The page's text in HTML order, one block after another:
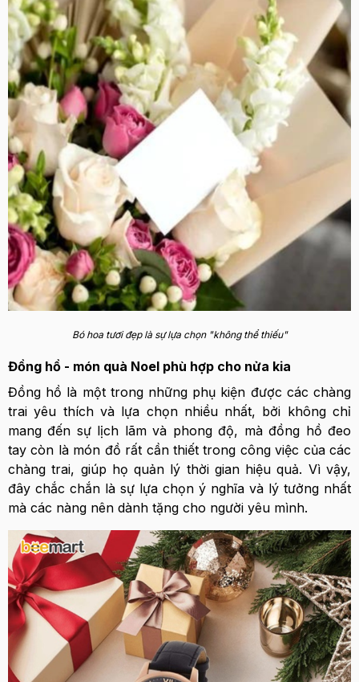
Bó hoa tươi đẹp là sự lựa chọn "không thể thiếu"
Đồng hồ - món quà Noel phù hợp cho nửa kia
Đồng hồ là một trong những phụ kiện được các chàng
trai yêu thích và lựa chọn nhiều nhất, bởi không chỉ
mang đến sự lịch lãm và phong độ, mà đồng hồ đeo
tay còn là món đồ rất cần thiết trong công việc của các
chàng trai, giúp họquản lý thời gian hiệu quả. Vì vậy,
đây chắc chắn là sự lựa chọn ý nghĩa và lý tưởng nhất
mà các nàng nên dành tặng cho người yêu mình.